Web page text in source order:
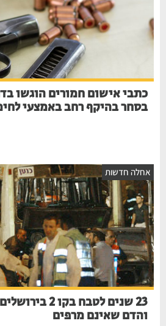
בסחר בהיקף רחב באמצעי לחימה
חדשות
23 שנים לטבח בקו 2
והדם שאינם מרפים